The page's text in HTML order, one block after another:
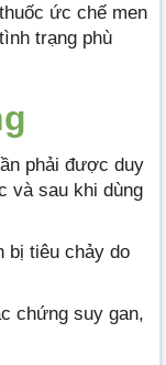
ức chế men
trạng phù
phải được duy
và sau khi dùng
bị tiêu chảy do
chứng suy gan,